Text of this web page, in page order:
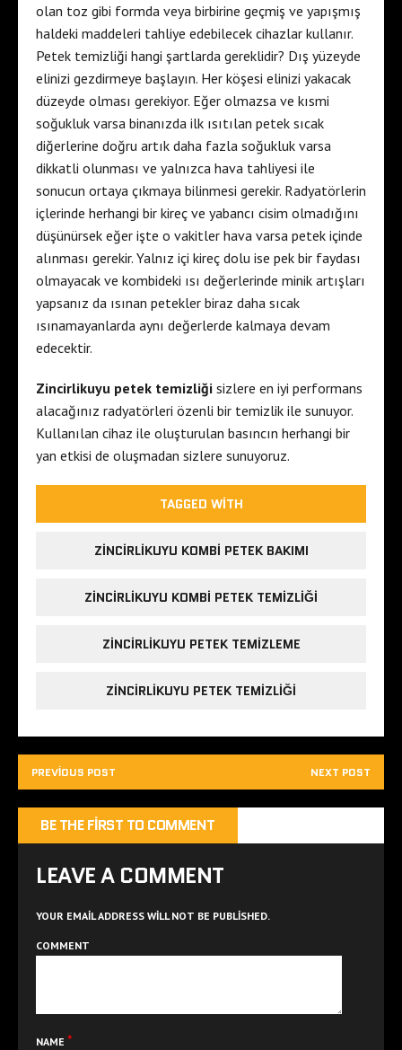
olan toz gibi formda veya birbirine geçmiş ve yapışmış
haldeki maddeleri tahliye edebilecek cihazlar kullanır.
Petek temizliği hangi şartlarda gereklidir? Dış yüzeyde
elinizi gezdirmeye başlayın. Her köşesi elinizi yakacak
düzeyde olması gerekiyor. Eğer olmazsa ve kısmi
soğukluk varsa binanızda ilk ısıtılan petek sıcak
diğerlerine doğru artık daha fazla soğukluk varsa
dikkatli olunması ve yalnızca hava tahliyesi ile
sonucun ortaya çıkmaya bilinmesi gerekir. Radyatörlerin
içlerinde herhangi bir kireç ve yabancı cisim olmadığını
düşünürsek eğer işte o vakitler hava varsa petek içinde
alınması gerekir. Yalnız içi kireç dolu ise pek bir faydası
olmayacak ve kombideki ısı değerlerinde minik artışları
yapsanız da ısınan petekler biraz daha sıcak
ısınamayanlarda aynı değerlerde kalmaya devam
edecektir.
Zincirlikuyu petek temizliği sizlere en iyi performans
alacağınız radyatörleri özenli bir temizlik ile sunuyor.
Kullanılan cihaz ile oluşturulan basıncın herhangi bir
yan etkisi de oluşmadan sizlere sunuyoruz.
TAGGED WITH
ZINCIRLIKUYU KOMBI PETEK BAKIMI
ZINCIRLIKUYU KOMBI PETEK TEMIZLIĞI
ZINCIRLIKUYU PETEK TEMIZLEME
ZINCIRLIKUYU PETEK TEMIZLIĞI
PREVIOUS POST NEXT POST
BE THE FIRST TO COMMENT
LEAVE A COMMENT
YOUR EMAIL ADDRESS WILL NOT BE PUBLISHED.
COMMENT
NAME *